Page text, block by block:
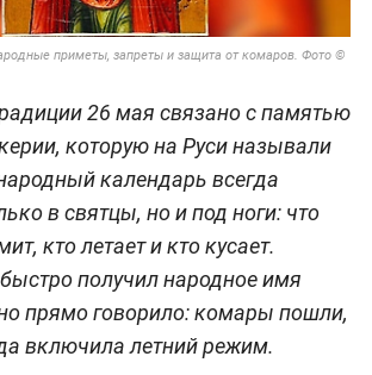
приметы, запреты и защита от комаров. Фото ©
26 мая связано с памятью
которую на Руси называли
календарь всегда
в святцы, но и под ноги: что
кто летает и кто кусает.
получил народное имя
прямо говорило: комары пошли,
включила летний режим.